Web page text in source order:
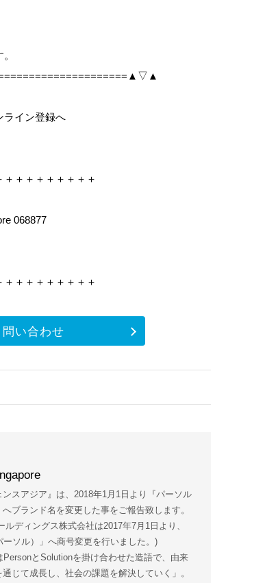
ライン登録へ
＋＋＋＋＋＋＋＋
068877
＋＋＋＋＋＋＋＋
い合わせ
ンスアジア』は、2018年1月1日より『パーソル
ブランド名を変更した事をご報告致します。
ルディングス株式会社は2017年7月1日より、
ーソル）」へ商号変更を行いました。)
PersonとSolutionを掛け合わせた造語で、由来
じて成長し、社会の課題を解決していく」。